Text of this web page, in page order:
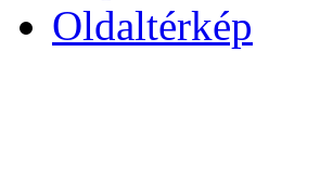
Oldaltérkép